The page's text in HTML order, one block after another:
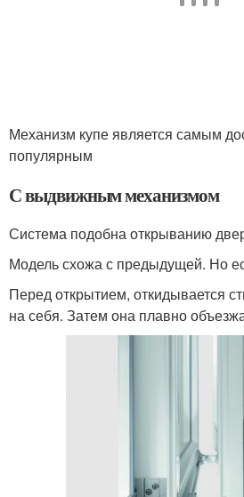
Механизм купе является самым
популярным
С выдвижным механизмом
Система подобна открыванию
Модель схожа с предыдущей. Но
Перед открытием, откидывается
на себя. Затем она плавно